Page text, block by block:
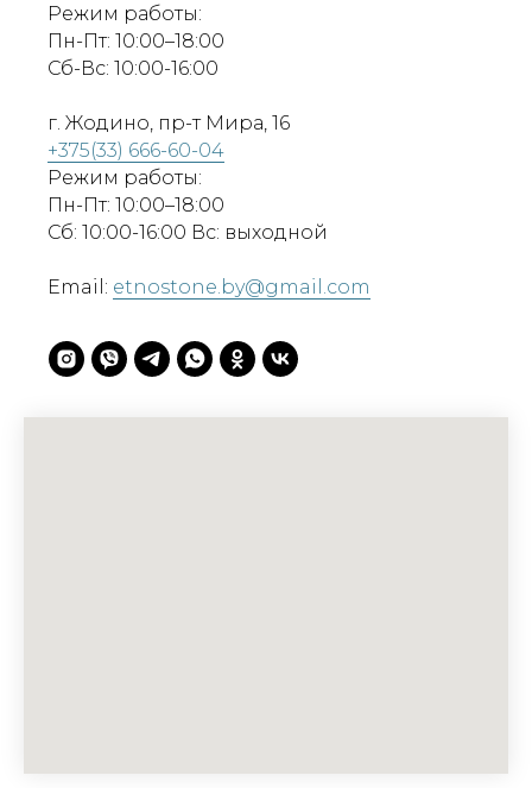
Режим работы:
Пн-Пт: 10:00–18:00
Сб-Вс: 10:00-16:00
г. Жодино, пр-т Мира, 16
+375(33) 666-60-04
Режим работы:
Пн-Пт: 10:00–18:00
Сб: 10:00-16:00 Вс: выходной
Email: etnostone.by@gmail.com